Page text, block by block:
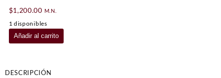
$1,200.00 M.N.
1 disponibles
Tremsetter
Hipshot
Añadir al carrito
DESCRIPCIÓN